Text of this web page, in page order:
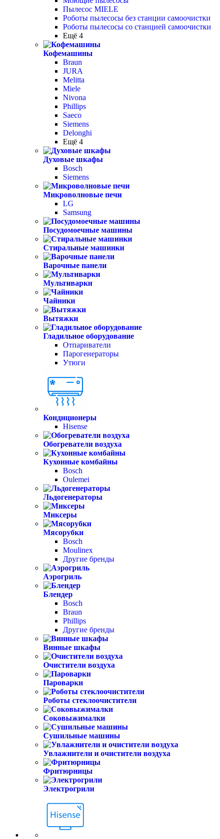
Пылесос MIELE
Роботы пылесосы без станции самоочистки
Роботы пылесосы со станцией самоочистки
Ещё 4
Кофемашины
Braun
JURA
Melitta
Miele
Nivona
Phillips
Saeco
Siemens
Delonghi
Ещё 4
Духовые шкафы
Bosch
Siemens
Микроволновые печи
LG
Samsung
Посудомоечные машины
Стиральные машинки
Варочные панели
Мультиварки
Чайники
Вытяжки
Гладильное оборудование
Отпариватели
Парогенераторы
Утюги
Кондиционеры
Hisense
Обогреватели воздуха
Кухонные комбайны
Bosch
Oulemei
Льдогенераторы
Миксеры
Мясорубки
Bosch
Moulinex
Другие бренды
Аэрогриль
Блендер
Bosch
Braun
Phillips
Другие бренды
Винные шкафы
Очистители воздуха
Пароварки
Роботы стеклоочистители
Соковыжималки
Сушильные машины
Увлажнители и очистители воздуха
Фритюрницы
Электрогрили